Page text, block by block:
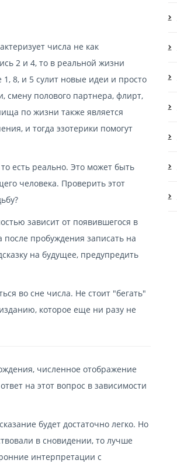
числа не как
2 и 4, то в реальной жизни
8, и 5 сулит новые идеи и просто
смену полового партнера, флирт,
по жизни также является
и тогда эзотерики помогут
есть реально. Это может быть
человека. Проверить этот
зависит от появившегося в
пробуждения записать на
на будущее, предупредить
во сне числа. Не стоит "бегать"
которое еще ни разу не
численное отображение
на этот вопрос в зависимости
будет достаточно легко. Но
в сновидении, то лучше
интерпретации с